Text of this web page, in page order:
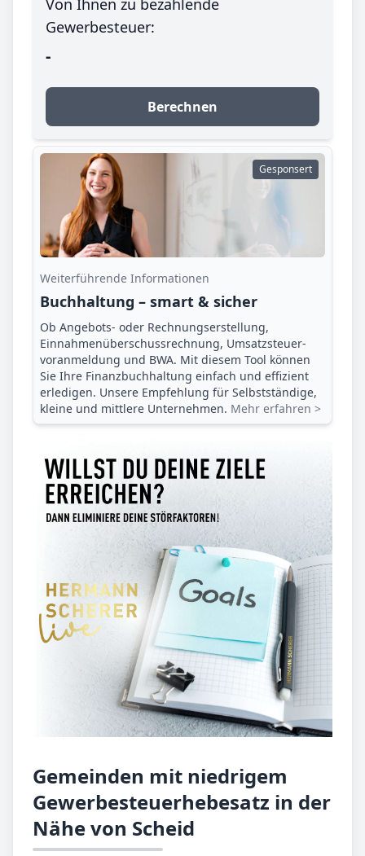
Gewerbesteuer:
-
Berechnen
Gesponsert
Weiterführende Informationen
Buchhaltung – smart & sicher
Ob Angebots- oder Rechnungserstellung,
Einnahmenüberschuss­rechnung, Umsatzsteuer­
voranmeldung und BWA. Mit diesem Tool können
Sie Ihre Finanz­buchhaltung einfach und effizient
erledigen. Unsere Empfehlung für Selbstständige,
kleine und mittlere Unternehmen. Mehr erfahren >
Gemeinden mit niedrigem
Gewerbesteuerhebesatz in der
Nähe von Scheid